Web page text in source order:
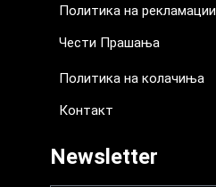
Политика на рекламации
Чести Прашања
Политика на колачиња
Контакт
Newsletter